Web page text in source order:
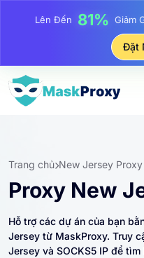
Lên Đến 17%
25%
Lên Đến
Đặt
Trang chủ New Jersey Proxy
Proxy New
Hỗ trợ các dự án của bạn
Jersey từ MaskProxy. Truy
Jersey và SOCKS5 IP để